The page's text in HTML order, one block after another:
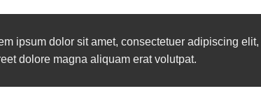
ipsum dolor sit amet, consectetuer adipiscing
dolore magna aliquam erat volutpat.